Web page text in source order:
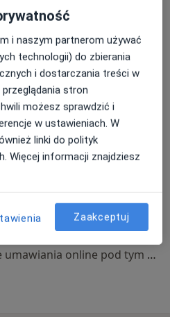
Adres 3 Online
Bezpłatna konsultacja wstępna - telefoniczna Darmowa usługa
Specjalista nie oferuje umawiania online pod tym adresem.
i naszym partnerom używać
technologii) do zbierania
i dostarczania treści w
stron
możesz sprawdzić i
w ustawieniach. W
linki do polityk
Więcej informacji znajdziesz
Zaakceptuj